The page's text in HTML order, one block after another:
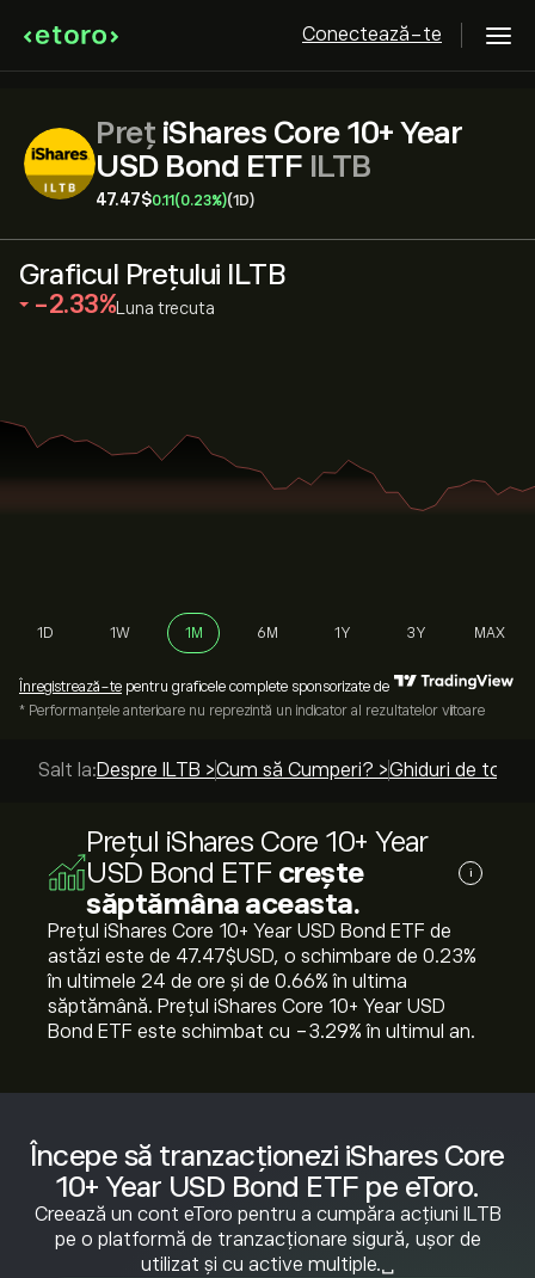
Conectează-te
Preț iShares Core 10+ Year
USD Bond ETF ILTB
47.47‎$‎0.11 (0.23%)(1D)
Începe să tranzacționezi iShares Core
10+ Year USD Bond ETF pe eToro.
Creează un cont eToro pentru a cumpăra acțiuni ILTB
pe o platformă de tranzacționare sigură, ușor de
utilizat și cu active multiple.␣
Graficul Prețului ILTB
‎-2.33‎ Luna trecuta
1D 1W 1M 6M 1Y 3Y MAX
Înregistrează-te pentru graficele complete sponsorizate de
* Performanțele anterioare nu reprezintă un indicator al rezultatelor viitoare
Salt la:Despre ILTB >Cum să Cumperi? >Ghiduri de top >
Prețul iShares Core 10+ Year
USD Bond ETF crește
săptămâna aceasta.
i
Prețul iShares Core 10+ Year USD Bond ETF de
astăzi este de 47.47‎$‎USD, o schimbare de ‎0.23‎%
în ultimele 24 de ore și de ‎0.66‎% în ultima
săptămână. Prețul iShares Core 10+ Year USD
Bond ETF este schimbat cu ‎-3.29‎% în ultimul an.